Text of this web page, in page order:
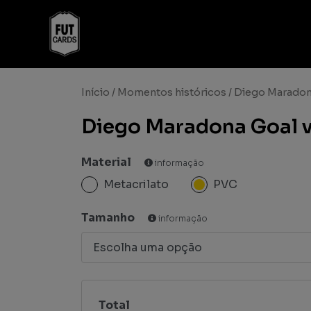
Início / Momentos históricos / Diego
Diego Maradona Goal
Material informação
Metacrilato PVC
Tamanho informação
Total